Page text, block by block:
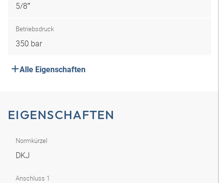
5/8″
Betriebsdruck
350 bar
Alle Eigenschaften
EIGENSCHAFTEN
Normkürzel
DKJ
Anschluss 1